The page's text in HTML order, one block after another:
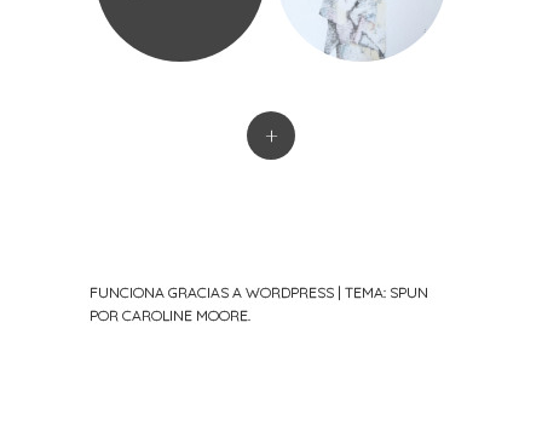
+
FUNCIONA GRACIAS A WORDPRESS | TEMA: SPUN
POR CAROLINE MOORE